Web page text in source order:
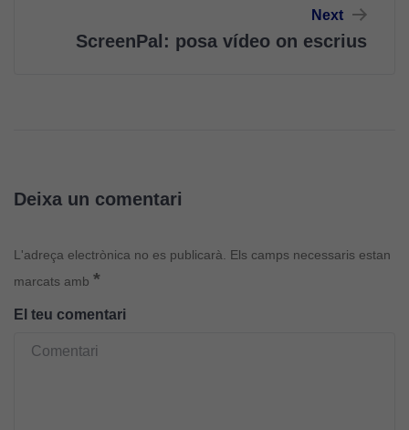
Next
ScreenPal: posa vídeo on escrius
Deixa un comentari
L'adreça electrònica no es publicarà.
Els camps necessaris estan
marcats amb *
El teu comentari